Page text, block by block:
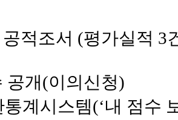
적조서 (평가실적 3
공개(이의신청)
계시스템(‘내 점수